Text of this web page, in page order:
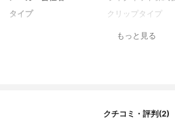
タイプ
クリップタイプ
もっと見る
クチコミ・評判(2)